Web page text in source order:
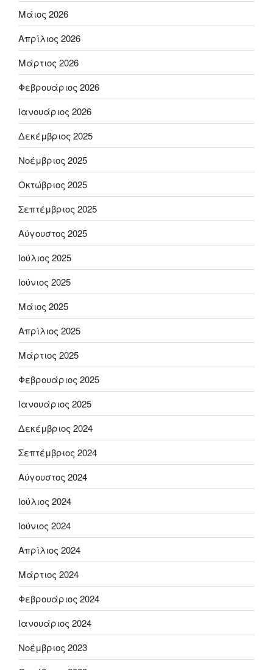
Μάιος 2026
Απρίλιος 2026
Μάρτιος 2026
Φεβρουάριος 2026
Ιανουάριος 2026
Δεκέμβριος 2025
Νοέμβριος 2025
Οκτώβριος 2025
Σεπτέμβριος 2025
Αύγουστος 2025
Ιούλιος 2025
Ιούνιος 2025
Μάιος 2025
Απρίλιος 2025
Μάρτιος 2025
Φεβρουάριος 2025
Ιανουάριος 2025
Δεκέμβριος 2024
Σεπτέμβριος 2024
Αύγουστος 2024
Ιούλιος 2024
Ιούνιος 2024
Απρίλιος 2024
Μάρτιος 2024
Φεβρουάριος 2024
Ιανουάριος 2024
Νοέμβριος 2023